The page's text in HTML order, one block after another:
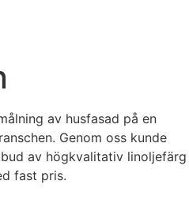
av husfasad på en
Genom oss kunde
av högkvalitativ linoljefärg
fast pris.